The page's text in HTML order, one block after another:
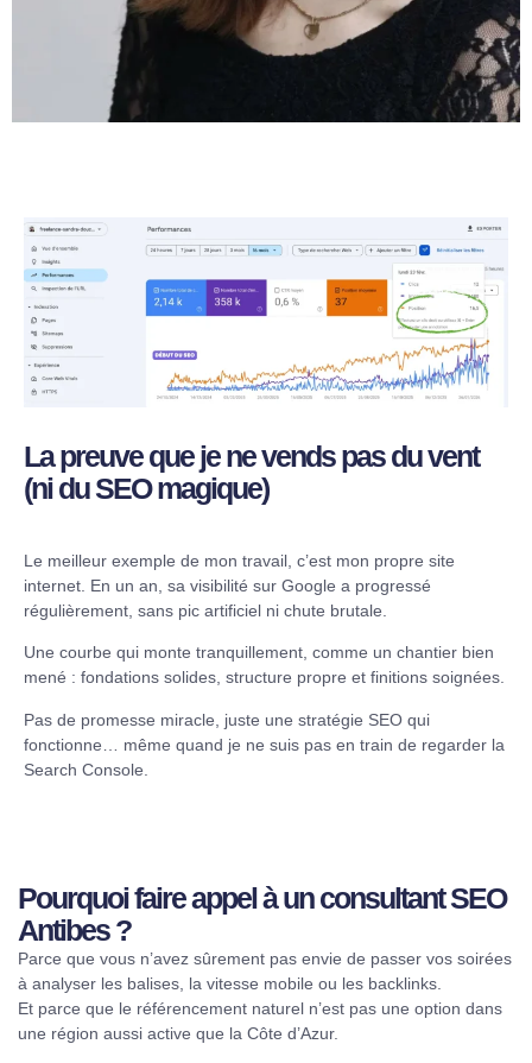
La preuve que je ne vends pas du vent
(ni du SEO magique)
Le meilleur exemple de mon travail, c’est mon propre site
internet. En un an, sa visibilité sur Google a progressé
régulièrement, sans pic artificiel ni chute brutale.
Une courbe qui monte tranquillement, comme un chantier bien
mené : fondations solides, structure propre et finitions soignées.
Pas de promesse miracle, juste une stratégie SEO qui
fonctionne… même quand je ne suis pas en train de regarder la
Search Console.
Pourquoi faire appel à un consultant SEO
Antibes ?
Parce que vous n’avez sûrement pas envie de passer vos soirées
à analyser les balises, la vitesse mobile ou les backlinks.
Et parce que le référencement naturel n’est pas une option dans
une région aussi active que la Côte d’Azur.